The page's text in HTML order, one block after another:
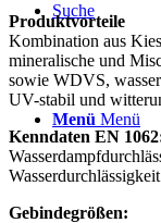
Suche
Menü Menü
Produktvorteile
Kombination aus
mineralische und
sowie WDVS,
UV-stabil und
Kenndaten EN
Gebindegrößen: